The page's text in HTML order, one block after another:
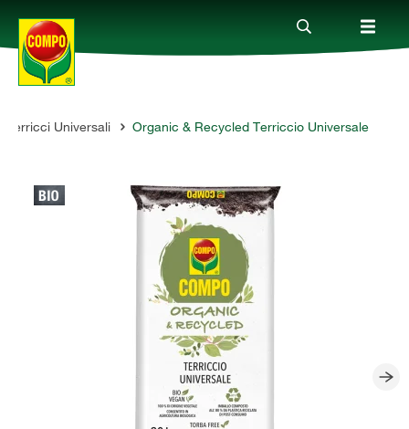
Prodotti
Magazine
Terricci Universali Organic & Recycled Terriccio Universale